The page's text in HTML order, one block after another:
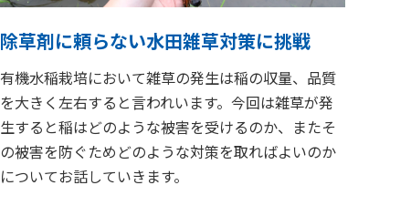
除草剤に頼らない水田雑草対策に挑戦
有機水稲栽培において雑草の発生は稲の収量、品質
を大きく左右すると言われいます。今回は雑草が発
生すると稲はどのような被害を受けるのか、またそ
の被害を防ぐためどのような対策を取ればよいのか
についてお話していきます。